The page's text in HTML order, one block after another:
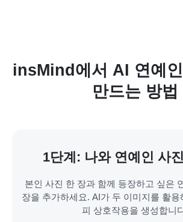
insMind에서 AI 연예
만드는 방법
1단계: 나와 연예인 사
본인 사진 한 장과 함께 등장하고 싶은
장을 추가하세요. AI가 두 이미지를 활용
피 상호작용을 생성합니